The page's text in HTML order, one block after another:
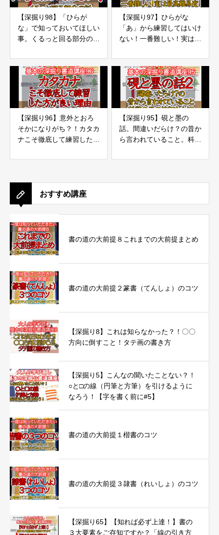
【深掘り98】「ひらが
な」で知っておいてほしい
事。くるっと回る部分の
【深掘り97】ひらがな
「あ」から練習してはいけ
ない！一番難しい！実は最
難しいその理由
【深掘り96】意外とおろ
そかになりがち？！カタカ
ナこそ徹底して練習した方
【深掘り95】硯と墨の
話。間違いだらけ？の昔か
ら言われていること。科学
おすすめ講座
書の道の大前提８これまでの大前提まとめ
書の道の大前提２篆書（てんしょ）のコツ
【深掘り8】これは知らなかった？！〇〇
方向に倒すこと！タテ画の書き方
【深掘り5】こんなの聞いたことない？！
○と□の線（円筆と方筆）を引けるように
なろう！【字を書く前に#5】
書の道の大前提１楷書のコツ
書の道の大前提３隷書（れいしょ）のコツ
【深掘り65】【知れば必ず上達！】書の
３大要素をご存知ですか？「線の引き方